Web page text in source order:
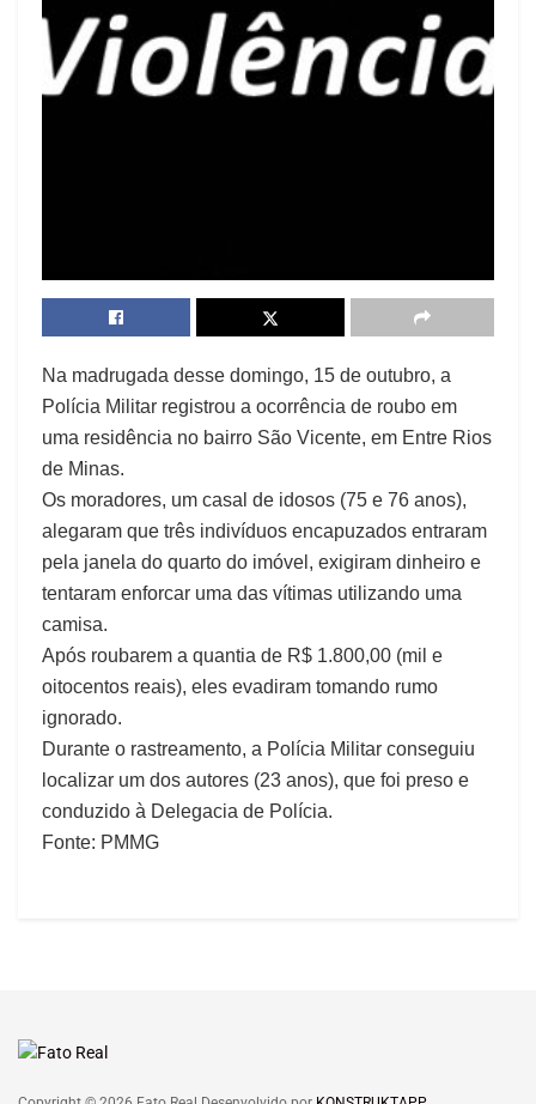
Na madrugada desse domingo, 15 de outubro, a
Polícia Militar registrou a ocorrência de roubo em
uma residência no bairro São Vicente, em Entre Rios
de Minas.
Os moradores, um casal de idosos (75 e 76 anos),
alegaram que três indivíduos encapuzados entraram
pela janela do quarto do imóvel, exigiram dinheiro e
tentaram enforcar uma das vítimas utilizando uma
camisa.
Após roubarem a quantia de R$ 1.800,00 (mil e
oitocentos reais), eles evadiram tomando rumo
ignorado.
Durante o rastreamento, a Polícia Militar conseguiu
localizar um dos autores (23 anos), que foi preso e
conduzido à Delegacia de Polícia.
Fonte: PMMG